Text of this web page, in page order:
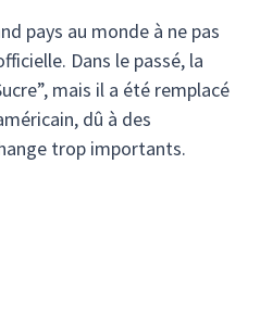
pays au monde à ne pas
Dans le passé, la
mais il a été remplacé
dû à des
trop importants.